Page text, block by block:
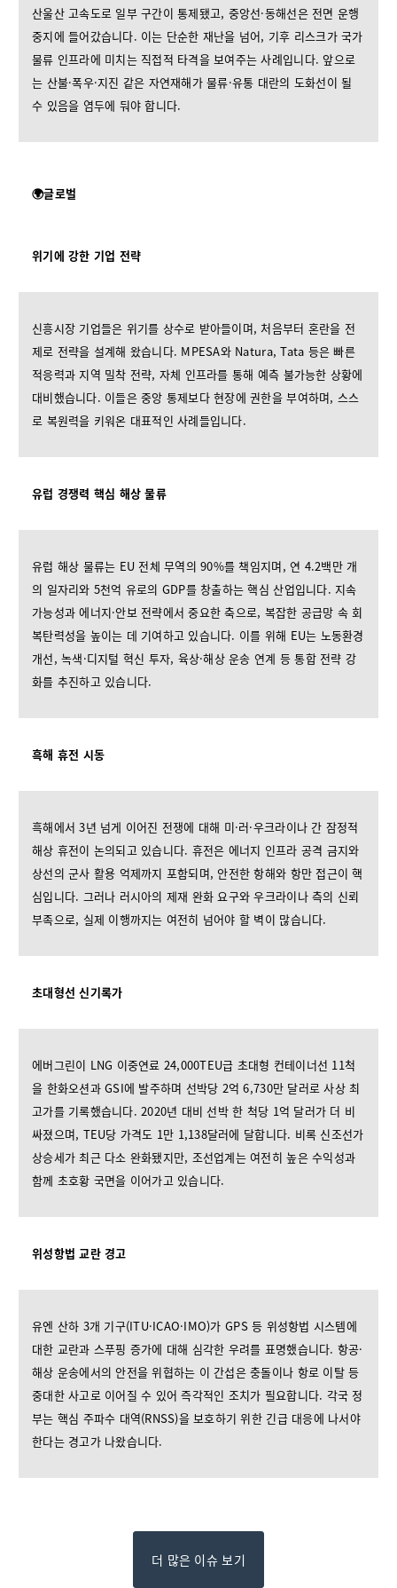
산울산 고속도로 일부 구간이 통제됐고, 중앙선·동해선은 전면 운행
중지에 들어갔습니다. 이는 단순한 재난을 넘어, 기후 리스크가 국가
물류 인프라에 미치는 직접적 타격을 보여주는 사례입니다. 앞으로
는 산불·폭우·지진 같은 자연재해가 물류·유통 대란의 도화선이 될
수 있음을 염두에 둬야 합니다.
🌍글로벌
위기에 강한 기업 전략
신흥시장 기업들은 위기를 상수로 받아들이며, 처음부터 혼란을 전
제로 전략을 설계해 왔습니다. MPESA와 Natura, Tata 등은 빠른
적응력과 지역 밀착 전략, 자체 인프라를 통해 예측 불가능한 상황에
대비했습니다. 이들은 중앙 통제보다 현장에 권한을 부여하며, 스스
로 복원력을 키워온 대표적인 사례들입니다.
유럽 경쟁력 핵심 해상 물류
유럽 해상 물류는 EU 전체 무역의 90%를 책임지며, 연 4.2백만 개
의 일자리와 5천억 유로의 GDP를 창출하는 핵심 산업입니다. 지속
가능성과 에너지·안보 전략에서 중요한 축으로, 복잡한 공급망 속 회
복탄력성을 높이는 데 기여하고 있습니다. 이를 위해 EU는 노동환경
개선, 녹색·디지털 혁신 투자, 육상·해상 운송 연계 등 통합 전략 강
화를 추진하고 있습니다.
흑해 휴전 시동
흑해에서 3년 넘게 이어진 전쟁에 대해 미·러·우크라이나 간 잠정적
해상 휴전이 논의되고 있습니다. 휴전은 에너지 인프라 공격 금지와
상선의 군사 활용 억제까지 포함되며, 안전한 항해와 항만 접근이 핵
심입니다. 그러나 러시아의 제재 완화 요구와 우크라이나 측의 신뢰
부족으로, 실제 이행까지는 여전히 넘어야 할 벽이 많습니다.
초대형선 신기록가
에버그린이 LNG 이중연료 24,000TEU급 초대형 컨테이너선 11척
을 한화오션과 GSI에 발주하며 선박당 2억 6,730만 달러로 사상 최
고가를 기록했습니다. 2020년 대비 선박 한 척당 1억 달러가 더 비
싸졌으며, TEU당 가격도 1만 1,138달러에 달합니다. 비록 신조선가
상승세가 최근 다소 완화됐지만, 조선업계는 여전히 높은 수익성과
함께 초호황 국면을 이어가고 있습니다.
위성항법 교란 경고
유엔 산하 3개 기구(ITU·ICAO·IMO)가 GPS 등 위성항법 시스템에
대한 교란과 스푸핑 증가에 대해 심각한 우려를 표명했습니다. 항공·
해상 운송에서의 안전을 위협하는 이 간섭은 충돌이나 항로 이탈 등
중대한 사고로 이어질 수 있어 즉각적인 조치가 필요합니다. 각국 정
부는 핵심 주파수 대역(RNSS)을 보호하기 위한 긴급 대응에 나서야
한다는 경고가 나왔습니다.
더 많은 이슈 보기